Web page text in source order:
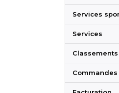
Services
Services
Commandes